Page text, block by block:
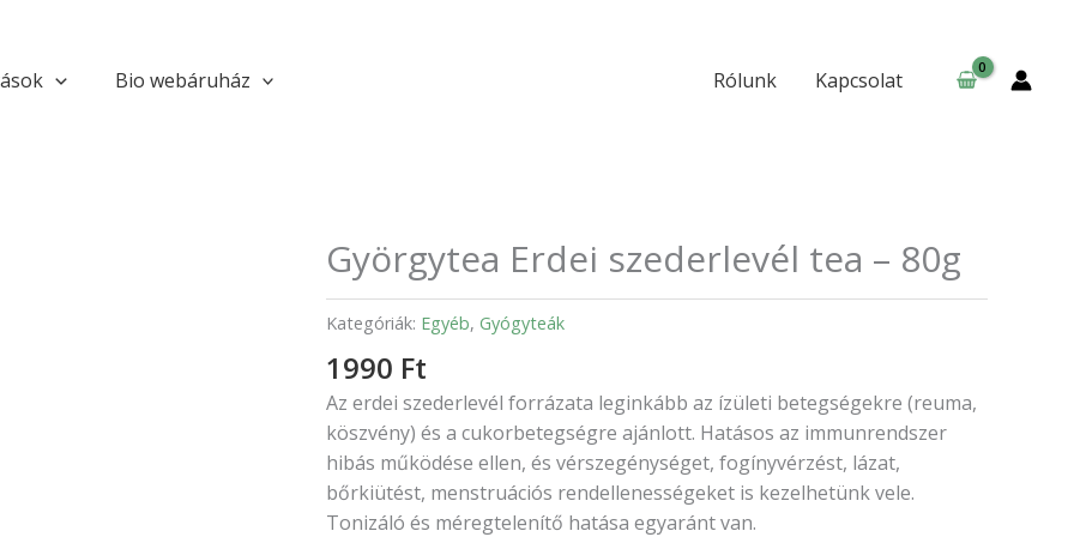
Bio webáruház Rólunk Kapcsolat
Györgytea Erdei szederlevél tea – 80g
Kategóriák: Egyéb, Gyógyteák
1990 Ft
Az erdei szederlevél forrázata leginkább az ízületi betegségekre (reuma,
köszvény) és a cukorbetegségre ajánlott. Hatásos az immunrendszer
hibás működése ellen, és vérszegénységet, fogínyvérzést, lázat,
bőrkiütést, menstruációs rendellenességeket is kezelhetünk vele.
Tonizáló és méregtelenítő hatása egyaránt van.
Györgytea
Erdei
szederlevél
-
80g
mennyiség
80g